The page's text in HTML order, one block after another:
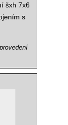
šxh 7x6
s